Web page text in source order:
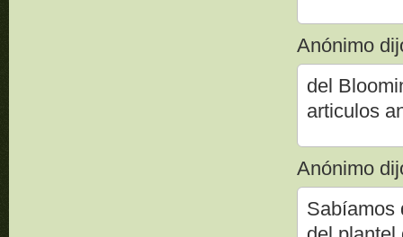
Anónimo
del
articulos
Anónimo
Sabíamos